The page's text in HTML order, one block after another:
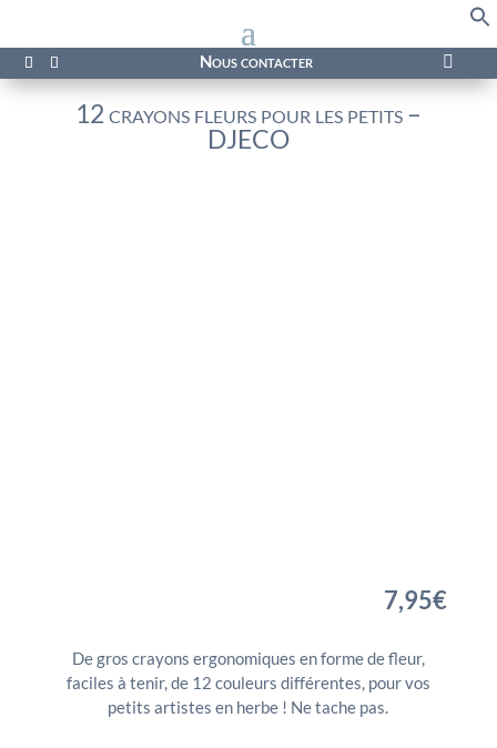
Nous contacter 
12 crayons fleurs pour les petits –
DJECO
7,95€
De gros crayons ergonomiques en forme de fleur,
faciles à tenir, de 12 couleurs différentes, pour vos
petits artistes en herbe ! Ne tache pas.